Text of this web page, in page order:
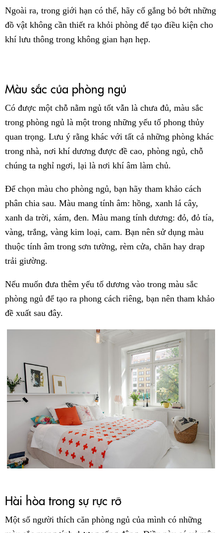
Ngoài ra, trong giới hạn có thể, hãy cố gắng bỏ bớt những
đồ vật không cần thiết ra khỏi phòng để tạo điều kiện cho
khí lưu thông trong không gian hạn hẹp.
Màu sắc của phòng ngủ
Có được một chỗ nằm ngủ tốt vẫn là chưa đủ, màu sắc
trong phòng ngủ là một trong những yếu tố phong thủy
quan trọng. Lưu ý rằng khác với tất cả những phòng khác
trong nhà, nơi khí dương được đề cao, phòng ngủ, chỗ
chúng ta nghỉ ngơi, lại là nơi khí âm làm chủ.
Để chọn màu cho phòng ngủ, bạn hãy tham khảo cách
phân chia sau. Màu mang tính âm: hồng, xanh lá cây,
xanh da trời, xám, đen. Màu mang tính dương: đỏ, đỏ tía,
vàng, trắng, vàng kim loại, cam. Bạn nên sử dụng màu
thuộc tính âm trong sơn tường, rèm cửa, chăn hay drap
trải giường.
Nếu muốn đưa thêm yếu tố dương vào trong màu sắc
phòng ngủ để tạo ra phong cách riêng, bạn nên tham khảo
đề xuất sau đây.
Hài hòa trong sự rực rỡ
Một số người thích căn phòng ngủ của mình có những